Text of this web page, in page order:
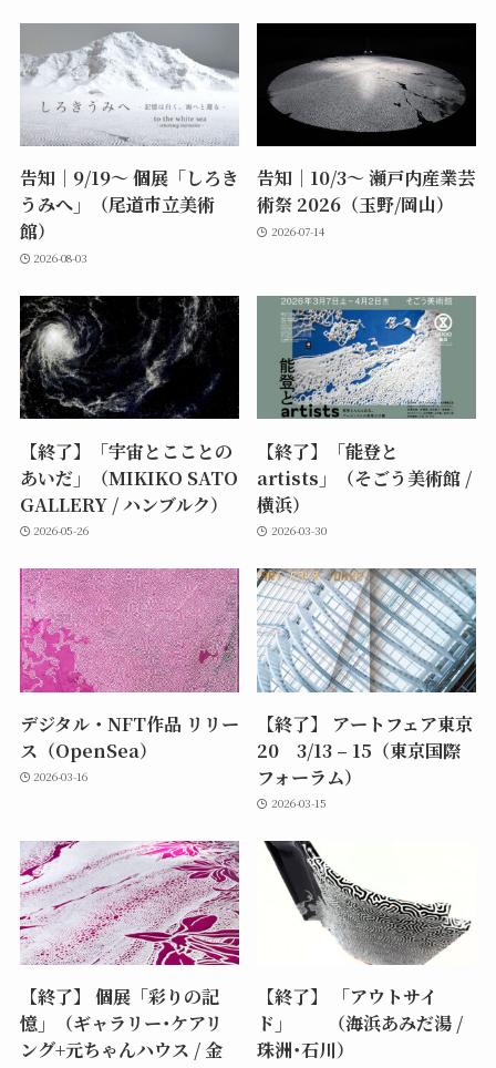
告知｜9/19〜 個展「しろき
うみへ」（尾道市立美術
館）
2026-08-03
告知｜10/3〜 瀬戸内産業芸
術祭 2026（玉野/岡山）
2026-07-14
【終了】「宇宙とこことの
あいだ」（MIKIKO SATO
GALLERY / ハンブルク）
2026-05-26
【終了】「能登と
artists」（そごう美術館 /
横浜）
2026-03-30
デジタル・NFT作品 リリー
ス（OpenSea）
2026-03-16
【終了】 アートフェア東京
20 3/13 – 15（東京国際
フォーラム）
2026-03-15
【終了】 個展「彩りの記
憶」（ギャラリー･ケアリ
ング+元ちゃんハウス / 金
【終了】 「アウトサイ
ド」 （海浜あみだ湯 /
珠洲･石川）